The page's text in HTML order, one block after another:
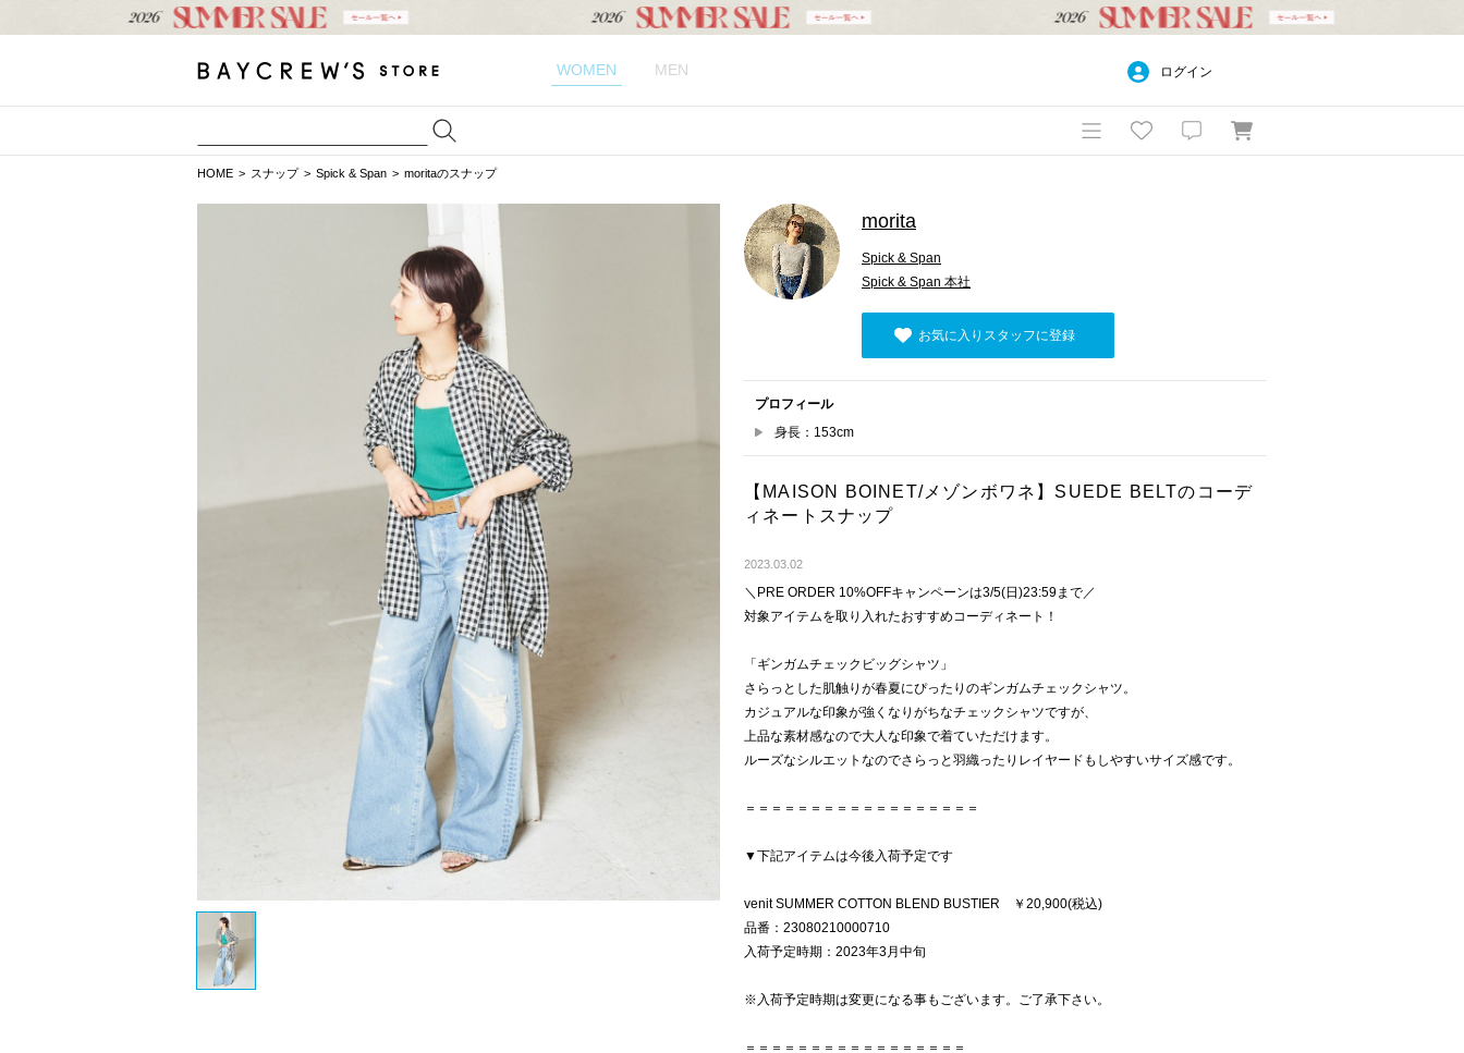
WOMEN MEN ログイン
HOME スナップ Spick & Span moritaのスナップ
morita
Spick & Span
Spick & Span 本社
お気に入りスタッフに登録
プロフィール
身長：153cm
【MAISON BOINET/メゾンボワネ】SUEDE BELTのコーデ
ィネートスナップ
2023.03.02
＼PRE ORDER 10%OFFキャンペーンは3/5(日)23:59まで／
対象アイテムを取り入れたおすすめコーディネート！
「ギンガムチェックビッグシャツ」
さらっとした肌触りが春夏にぴったりのギンガムチェックシャツ。
カジュアルな印象が強くなりがちなチェックシャツですが、
上品な素材感なので大人な印象で着ていただけます。
ルーズなシルエットなのでさらっと羽織ったりレイヤードもしやすいサイズ感です。
＝＝＝＝＝＝＝＝＝＝＝＝＝＝＝＝＝＝
▼下記アイテムは今後入荷予定です
venit SUMMER COTTON BLEND BUSTIER ￥20,900(税込)
品番：23080210000710
入荷予定時期：2023年3月中旬
※入荷予定時期は変更になる事もございます。ご了承下さい。
＝＝＝＝＝＝＝＝＝＝＝＝＝＝＝＝＝